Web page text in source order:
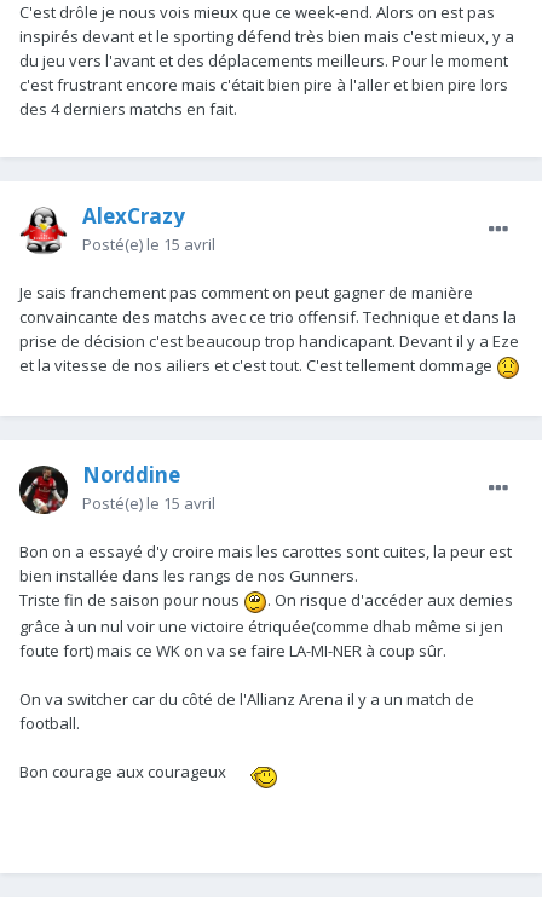
C'est drôle je nous vois mieux que ce week-end. Alors on est pas
inspirés devant et le sporting défend très bien mais c'est mieux, y a
du jeu vers l'avant et des déplacements meilleurs. Pour le moment
c'est frustrant encore mais c'était bien pire à l'aller et bien pire lors
des 4 derniers matchs en fait.
AlexCrazy
Posté(e) le 15 avril
Je sais franchement pas comment on peut gagner de manière
convaincante des matchs avec ce trio offensif. Technique et dans la
prise de décision c'est beaucoup trop handicapant. Devant il y a Eze
et la vitesse de nos ailiers et c'est tout. C'est tellement dommage
Norddine
Posté(e) le 15 avril
Bon on a essayé d'y croire mais les carottes sont cuites, la peur est
bien installée dans les rangs de nos Gunners.
Triste fin de saison pour nous
. On risque d'accéder aux demies
grâce à un nul voir une victoire étriquée(comme dhab même si jen
foute fort) mais ce WK on va se faire LA-MI-NER à coup sûr.
On va switcher car du côté de l'Allianz Arena il y a un match de
football.
Bon courage aux courageux